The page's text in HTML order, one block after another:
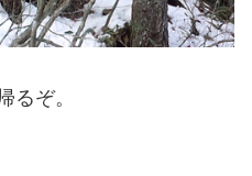
るぞ。